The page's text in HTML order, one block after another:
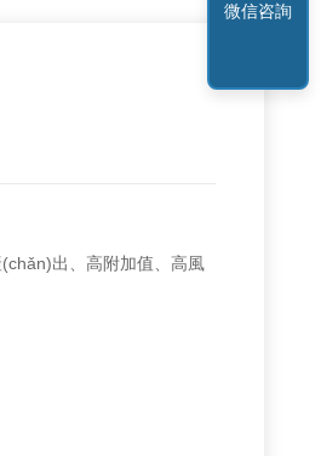
(chǎn)出、高附加值、高風
微信咨詢